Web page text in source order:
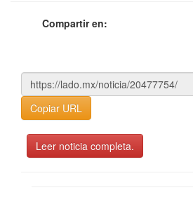
Compartir en:
Copiar URL
Leer noticia completa.